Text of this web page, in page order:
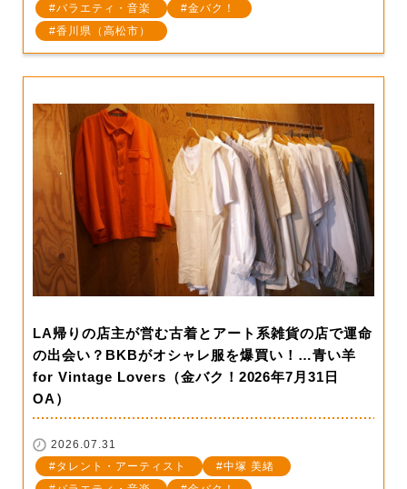
バラエティ・音楽
金バク！
香川県（高松市）
LA帰りの店主が営む古着とアート系雑貨の店で運命
の出会い？BKBがオシャレ服を爆買い！…青い羊
for Vintage Lovers（金バク！2026年7月31日
OA）
2026.07.31
タレント・アーティスト
中塚 美緒